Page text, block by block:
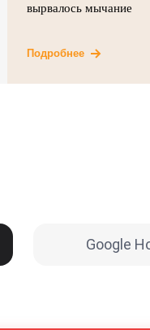
вырвалось мычание
Подробнее
Google